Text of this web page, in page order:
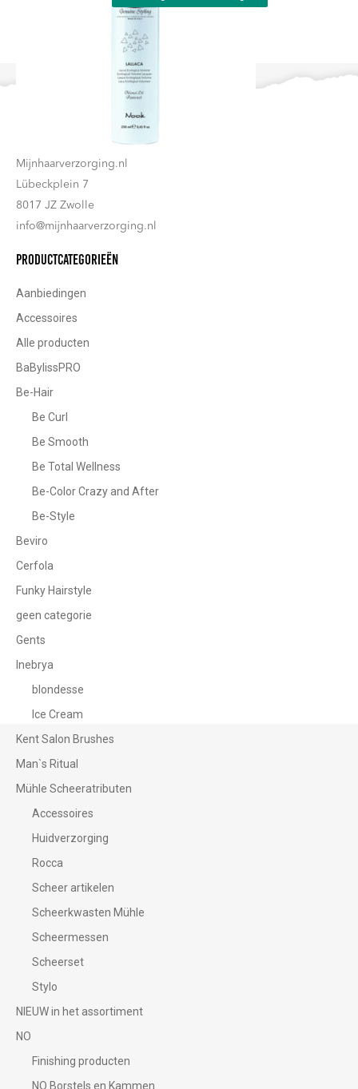
Mijnhaarverzorging.nl
Lübeckplein 7
8017 JZ Zwolle
info@mijnhaarverzorging.nl
Productcategorieën
Aanbiedingen
Accessoires
Alle producten
BaBylissPRO
Be-Hair
Be Curl
Be Smooth
Be Total Wellness
Be-Color Crazy and After
Be-Style
Beviro
Cerfola
Funky Hairstyle
geen categorie
Gents
Inebrya
blondesse
Ice Cream
Kent Salon Brushes
Man`s Ritual
Mühle Scheeratributen
Accessoires
Huidverzorging
Rocca
Scheer artikelen
Scheerkwasten Mühle
Scheermessen
Scheerset
Stylo
NIEUW in het assortiment
NO
Finishing producten
NO Borstels en Kammen